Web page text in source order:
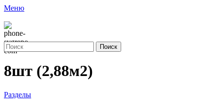
Меню
Поиск
8шт (2,88м2)
Разделы